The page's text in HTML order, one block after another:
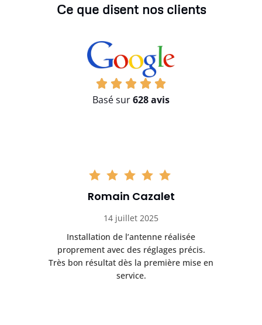
Ce que disent nos clients
Basé sur628 avis
Romain Cazalet
14 juillet 2025
Installation de l’antenne réalisée
proprement avec des réglages précis.
Très bon résultat dès la première mise en
service.